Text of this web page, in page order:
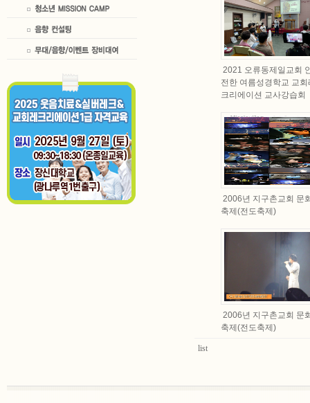
2021 오류동제일교회
전한 여름성경학교 교회
크리에이션 교사강습회
2006년 지구촌교회 문
축제(전도축제)
2006년 지구촌교회 문
축제(전도축제)
list